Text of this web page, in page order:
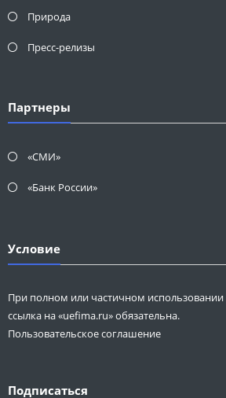
Природа
Пресс-релизы
Партнеры
«СМИ»
«Банк России»
Условие
При полном или частичном использовании
ссылка на «uefima.ru» обязательна.
Пользовательское соглашение
Подписаться